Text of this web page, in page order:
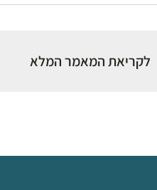
לקריאת המאמר המלא